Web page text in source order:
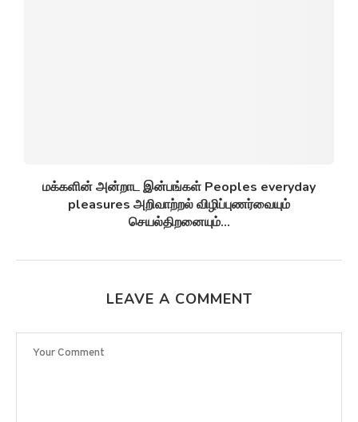
மக்களின் அன்றாட இன்பங்கள் Peoples everyday
pleasures அறிவாற்றல் விழிப்புணர்வையும்
செயல்திறனையும்...
LEAVE A COMMENT